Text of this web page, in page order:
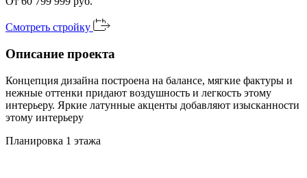
Смотреть стройку
Описание проекта
Концепция дизайна построена на балансе, мягкие фактуры и
нежные оттенки придают воздушность и легкость этому
интерьеру. Яркие латунные акценты добавляют изысканности
этому интерьеру
Планировка 1 этажа